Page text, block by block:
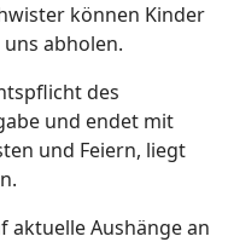
können Kinder
abholen.
des
und endet mit
und Feiern, liegt
aktuelle Aushänge an